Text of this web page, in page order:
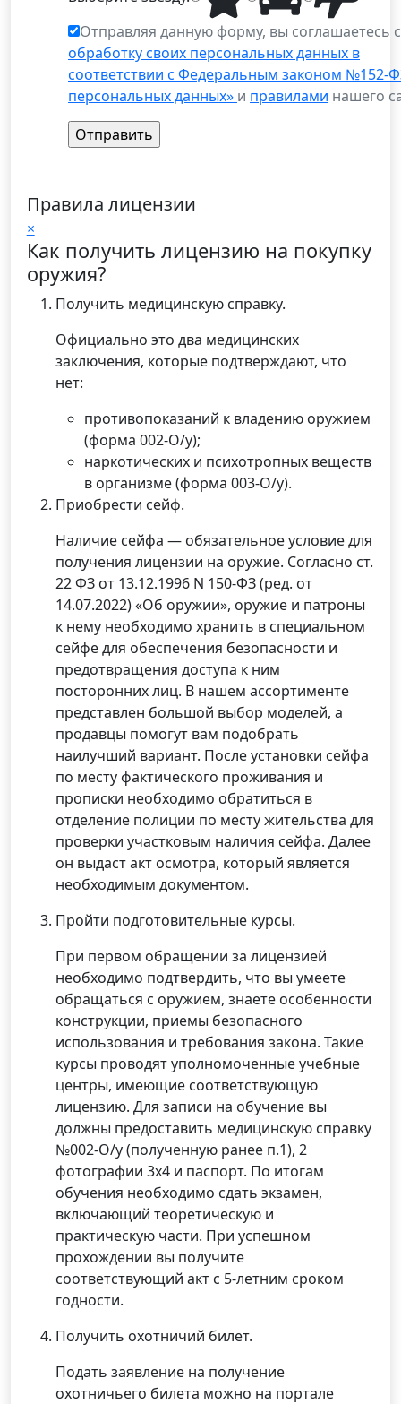
Отправляя данную форму, вы соглашаетесь
обработку своих персональных данных в
соответствии с Федеральным законом №152-
персональных данных» и правилами нашего
Правила лицензии
×
Как получить лицензию на покупку
оружия?
Получить медицинскую справку.
Официально это два медицинских
заключения, которые подтверждают, что
нет:
противопоказаний к владению оружием
(форма 002-О/у);
наркотических и психотропных веществ
в организме (форма 003-О/у).
Приобрести сейф.
Наличие сейфа — обязательное условие для
получения лицензии на оружие. Согласно ст.
22 ФЗ от 13.12.1996 N 150-ФЗ (ред. от
14.07.2022) «Об оружии», оружие и патроны
к нему необходимо хранить в специальном
сейфе для обеспечения безопасности и
предотвращения доступа к ним
посторонних лиц. В нашем ассортименте
представлен большой выбор моделей, а
продавцы помогут вам подобрать
наилучший вариант. После установки сейфа
по месту фактического проживания и
прописки необходимо обратиться в
отделение полиции по месту жительства для
проверки участковым наличия сейфа. Далее
он выдаст акт осмотра, который является
необходимым документом.
Пройти подготовительные курсы.
При первом обращении за лицензией
необходимо подтвердить, что вы умеете
обращаться с оружием, знаете особенности
конструкции, приемы безопасного
использования и требования закона. Такие
курсы проводят уполномоченные учебные
центры, имеющие соответствующую
лицензию. Для записи на обучение вы
должны предоставить медицинскую справку
№002-О/у (полученную ранее п.1), 2
фотографии 3х4 и паспорт. По итогам
обучения необходимо сдать экзамен,
включающий теоретическую и
практическую части. При успешном
прохождении вы получите
соответствующий акт с 5-летним сроком
годности.
Получить охотничий билет.
Подать заявление на получение
охотничьего билета можно на портале